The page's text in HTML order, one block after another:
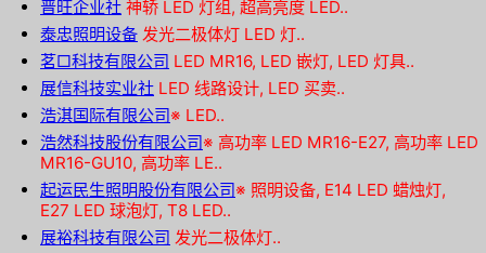
晋旺企业社 神轿 LED 灯组, 超高亮度 LED..
泰忠照明设备 发光二极体灯 LED 灯..
茗□科技有限公司 LED MR16, LED 嵌灯, LED 灯具..
展信科技实业社 LED 线路设计, LED 买卖..
浩淇国际有限公司※ LED..
浩然科技股份有限公司※ 高功率 LED MR16-E27, 高功率 LED
MR16-GU10, 高功率 LE..
起运民生照明股份有限公司※ 照明设备, E14 LED 蜡烛灯,
E27 LED 球泡灯, T8 LED..
展裕科技有限公司 发光二极体灯..